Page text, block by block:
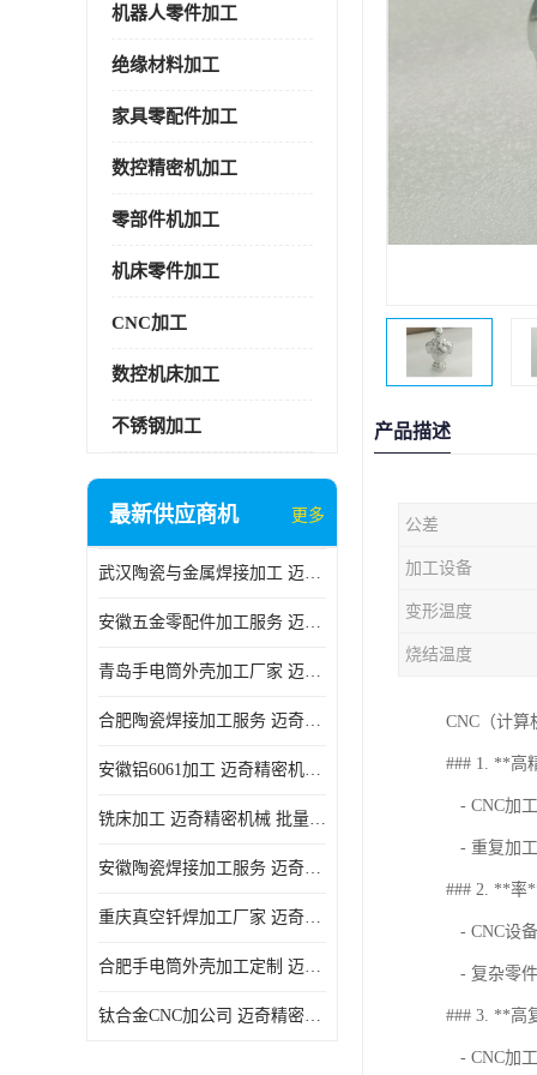
机器人零件加工
绝缘材料加工
家具零配件加工
数控精密机加工
零部件机加工
机床零件加工
CNC加工
数控机床加工
不锈钢加工
最新供应商机 更多
武汉陶瓷与金属焊接加工 迈奇精密机械 技术成熟
安徽五金零配件加工服务 迈奇精密机械 一站式服务
青岛手电筒外壳加工厂家 迈奇精密机械 技术成熟
合肥陶瓷焊接加工服务 迈奇精密机械 批量订单可免费打样
安徽铝6061加工 迈奇精密机械 经验丰富
铣床加工 迈奇精密机械 批量订单可免费打样
安徽陶瓷焊接加工服务 迈奇精密机械 一站式服务
重庆真空钎焊加工厂家 迈奇精密机械 技术成熟
合肥手电筒外壳加工定制 迈奇精密机械 批量订单可免费打样
钛合金CNC加公司 迈奇精密机械 批量订单可免费打样
产品描述
公差
加工设备
变形温度
烧结温度
CNC（计算
### 1. **高
- CNC加
- 重复加
### 2. **率
- CNC设
- 复杂零
### 3. **高
- CNC加